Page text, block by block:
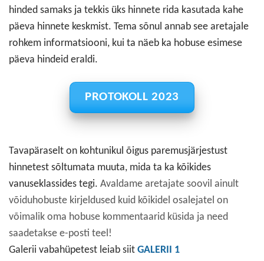
hinded samaks ja tekkis üks hinnete rida kasutada kahe
päeva hinnete keskmist. Tema sõnul annab see aretajale
rohkem informatsiooni, kui ta näeb ka hobuse esimese
päeva hindeid eraldi.
PROTOKOLL 2023
Tavapäraselt on kohtunikul õigus paremusjärjestust
hinnetest sõltumata muuta, mida ta ka kõikides
vanuseklassides tegi. Avaldame aretajate soovil ainult
võiduhobuste kirjeldused kuid kõikidel osalejatel on
võimalik oma hobuse kommentaarid küsida ja need
saadetakse e-posti teel!
Galerii vabahüpetest leiab siit GALERII 1